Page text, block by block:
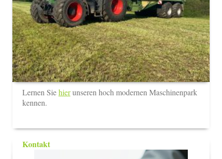
Lernen Siehierunseren hoch modernen Maschinenpark
kennen.
Kontakt